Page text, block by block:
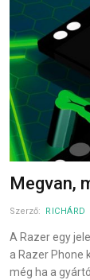
Megvan,
Szerző: RICHÁRD
A Razer egy
a Razer Phone
még ha a